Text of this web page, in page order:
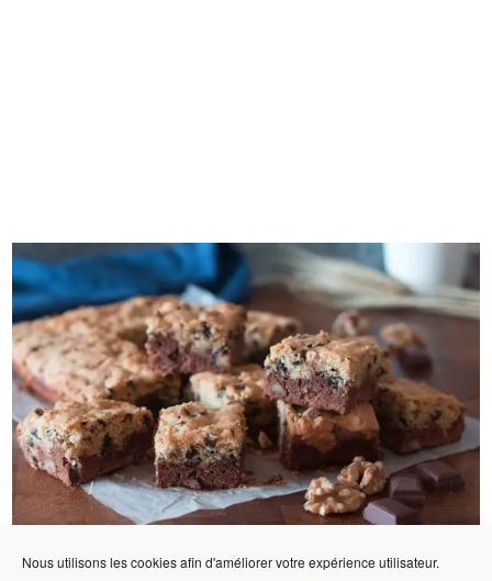
Nous utilisons les cookies afin d'améliorer votre expérience utilisateur.